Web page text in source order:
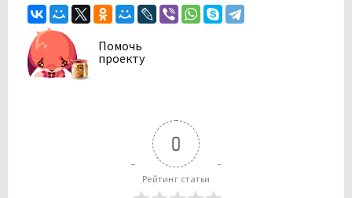
Помочь
проекту
0
Рейтинг статьи